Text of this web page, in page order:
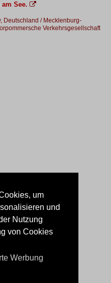
See. 
, Deutschland / Mecklenburg-
Verkehrsgesellschaft
um
und
Nutzung
von Cookies
Werbung